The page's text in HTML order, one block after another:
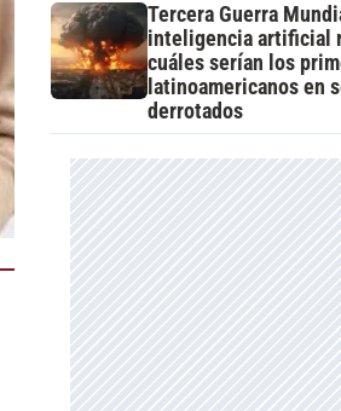
Tercera Guerra
inteligencia artificial
cuáles serían los
latinoamericanos en
derrotados